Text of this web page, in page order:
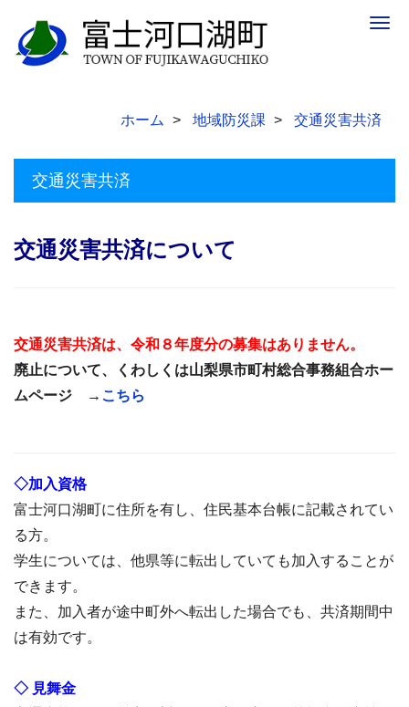
ホーム 地域防災課 交通災害共済
交通災害共済
交通災害共済について
交通災害共済は、令和８年度分の募集はありません。
廃止について、くわしくは山梨県市町村総合事務組合ホー
ムページ → こちら
◇加入資格
富士河口湖町に住所を有し、住民基本台帳に記載されてい
る方。
学生については、他県等に転出していても加入することが
できます。
また、加入者が途中町外へ転出した場合でも、共済期間中
は有効です。
◇ 見舞金